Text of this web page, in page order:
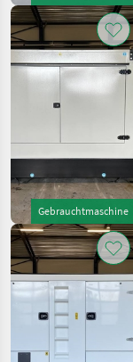
Gebrauchtmaschine